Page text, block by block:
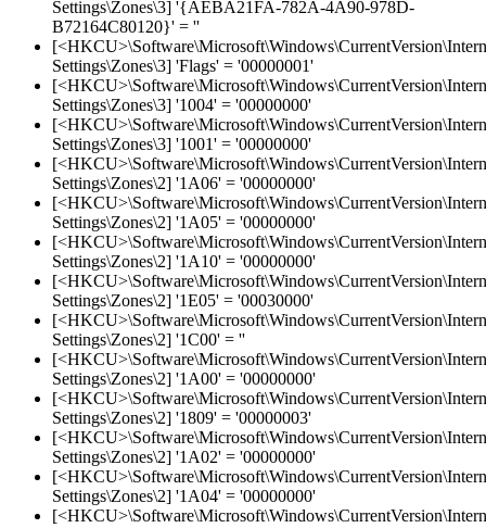
Settings\Zones\3] '{AEBA21FA-782A-4A90-978D-
B72164C80120}' = ''
Settings\Zones\3] 'Flags' = '00000001'
Settings\Zones\3] '1004' = '00000000'
Settings\Zones\3] '1001' = '00000000'
Settings\Zones\2] '1A06' = '00000000'
Settings\Zones\2] '1A05' = '00000000'
Settings\Zones\2] '1A10' = '00000000'
Settings\Zones\2] '1E05' = '00030000'
Settings\Zones\2] '1C00' = ''
Settings\Zones\2] '1A00' = '00000000'
Settings\Zones\2] '1809' = '00000003'
Settings\Zones\2] '1A02' = '00000000'
Settings\Zones\2] '1A04' = '00000000'